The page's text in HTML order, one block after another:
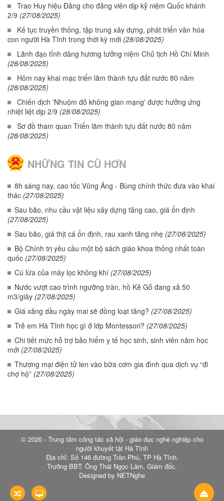
Trao Huy hiệu Đảng cho đảng viên dịp kỷ niệm Quốc khánh
2/9 (27/08/2025)
Kế tục truyền thống, tập trung xây dựng, phát triển văn hóa
con người Hà Tĩnh trong thời kỳ mới (28/08/2025)
Lãnh đạo tỉnh dâng hương tưởng niệm Chủ tịch Hồ Chí Minh
(28/08/2025)
Hôm nay khai mạc triển lãm thành tựu đất nước 80 năm
(28/08/2025)
Chiến dịch 'Nhuộm đỏ không gian mạng' được hưởng ứng
nhiệt liệt dịp 2/9 (28/08/2025)
Sơ đồ tham quan Triển lãm thành tựu đất nước 80 năm
(28/08/2025)
NHỮNG TIN CŨ HƠN
8h sáng nay, cao tốc Vũng Áng - Bùng chính thức đưa vào khai
thác (27/08/2025)
Sau bão, nhu cầu vật liệu xây dựng tăng cao, giá ổn định
(27/08/2025)
Sau bão, giá thịt cá ổn định, rau xanh tăng nhẹ (27/08/2025)
Bộ Chính trị yêu cầu một bộ sách giáo khoa thống nhất toàn
quốc (27/08/2025)
Cú lừa của máy lọc không khí (27/08/2025)
Nước vượt cao trình ngưỡng tràn, hồ Kẻ Gỗ đang xả 50
m3/giây (27/08/2025)
Giá xăng dầu ngày mai sẽ đồng loạt tăng? (27/08/2025)
Trẻ em Hà Tĩnh học gì ở lớp Montessori? (27/08/2025)
Chi tiết mức hỗ trợ bảo hiểm y tế học sinh, sinh viên năm học
mới (27/08/2025)
Thương mại điện tử len vào bữa cơm gia đình qua dịch vụ “đi
chợ hộ” (27/08/2025)
© 2020 - Trung tâm công tác xã hội - giáo dục nghề nghiệp cho
người khuyết tật Hà Tĩnh
Địa chỉ: Số 146 đường Trần Phú, TP Hà Tĩnh.
Trưởng BBT: Ông Thái Ngọc Lâm, Giám đốc.
Designed by NETNghe